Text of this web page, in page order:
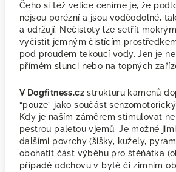
Čeho si též velice ceníme je, že
nejsou porézní a jsou voděodolné,
a udržují. Nečistoty lze setřít
vyčistit jemným čistícím
pod proudem tekoucí vody. Jen je
přímém slunci nebo na topných
V Dogfitness.cz strukturu kamenů
“pouze” jako součást
Kdy je naším záměrem stimulovat
pestrou paletou vjemů. Je možné
dalšími povrchy (šišky, kužely,
obohatit část výběhu pro štěňátka
případě odchovu v bytě či zimním